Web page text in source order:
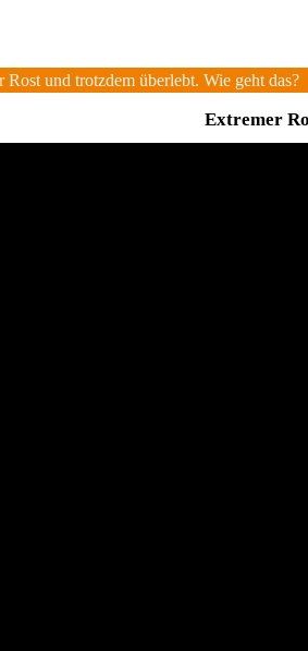
Rost und trotzdem überlebt. Wie geht das?
Extremer